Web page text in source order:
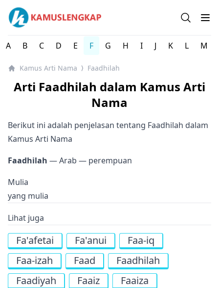
Kamus arti Nama Orang / Referensi Nama Bayi - Kamus
Open
A B C D E F G H I J K L M
Kamus Arti Nama ⟩ Faadhilah
Arti Faadhilah dalam Kamus Arti
Nama
Berikut ini adalah penjelasan tentang Faadhilah dalam
Kamus Arti Nama
Faadhilah — Arab — perempuan
Mulia
yang mulia
Lihat juga
Fa'afetai Fa'anui
Faa-iq
Faa-izah
Faad
Faadhilah
Faadiyah
Faaiz
Faaiza